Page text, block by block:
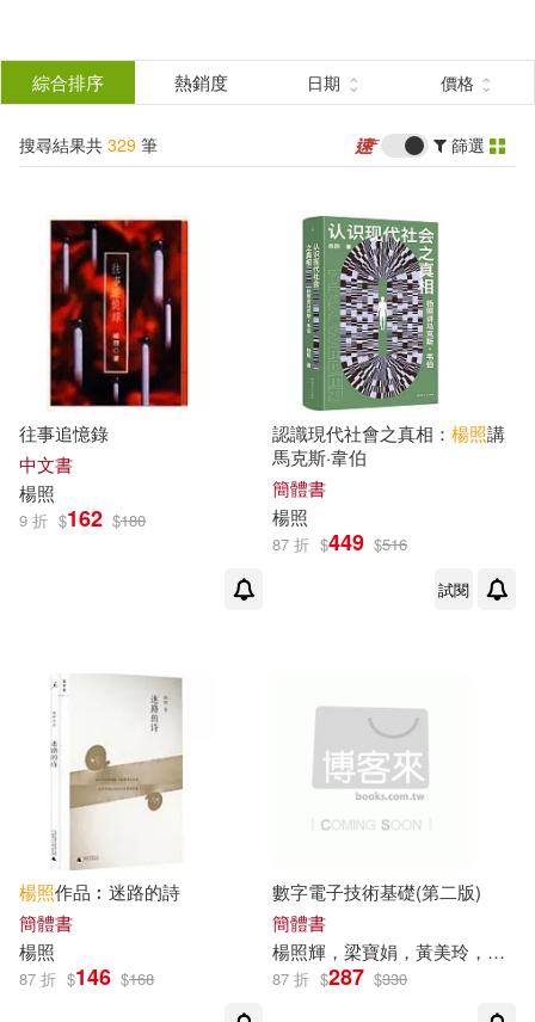
結
分類 (單選)
所有商品(329) 圖書(252)
電子書(72)
作者 (可複選)
楊照(230) 胡洪俠(6)
馬家輝(6) 楊照金（主編）(4)
楊照、馬家輝、胡洪俠(3)
楊照光(3)
朱天心(2)
東年(2) 森田浩一郎(2)
楊明照(2) 楊照德(2)
展開
出版社 (可複選)
遠流(72)
中信出版社(17) 天下文化(11)
聯合文學(10)
綜合排序 熱銷度 日期 價格
搜尋結果共 329 筆 篩選
往事追憶錄
中文書
楊照
9 折 $162 $180
認識現代社會之真相： 楊照講
馬克斯·韋伯
簡體書
楊照
87 折 $449 $516
試閱
楊照作品︰迷路的詩
簡體書
楊照
87 折 $146 $168
數字電子技術基礎(第二版)
簡體書
楊照輝，梁寶娟，黃美玲，劉岳鐳
87 折 $287 $330